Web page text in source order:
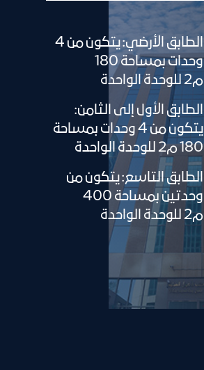
الطابق الأرضي: يتكون من 4
وحدات بمساحة 180
م2 للوحدة الواحدة
الطابق الأول إلى الثامن:
يتكون من 4 وحدات بمساحة
180 م2 للوحدة الواحدة
الطابق التاسع: يتكون من
وحدتين بمساحة 400
م2 للوحدة الواحدة